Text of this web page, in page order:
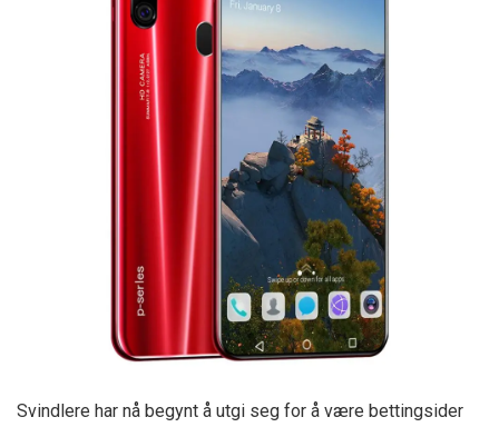
Svindlere har nå begynt å utgi seg for å være bettingsider